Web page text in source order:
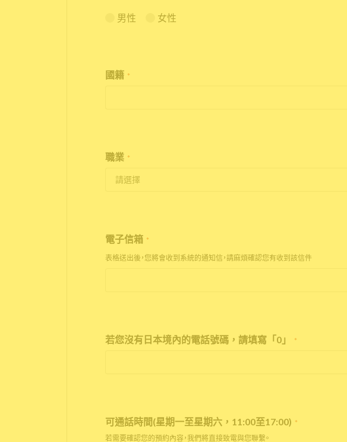
男性 女性
國籍 *
職業 *
電子信箱 *
表格送出後，您將會收到系統的通知信，請麻煩確認您有收到該信件
若您沒有日本境內的電話號碼，請填寫「0」 *
可通話時間(星期一至星期六，11:00至17:00) *
若需要確認您的預約內容，我們將直接致電與您聯繫。